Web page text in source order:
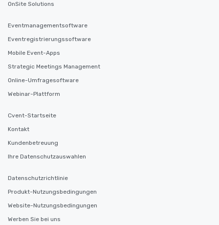
OnSite Solutions
Eventmanagementsoftware
Eventregistrierungssoftware
Mobile Event-Apps
Strategic Meetings Management
Online-Umfragesoftware
Webinar-Plattform
Cvent-Startseite
Kontakt
Kundenbetreuung
Ihre Datenschutzauswahlen
Datenschutzrichtlinie
Produkt-Nutzungsbedingungen
Website-Nutzungsbedingungen
Werben Sie bei uns